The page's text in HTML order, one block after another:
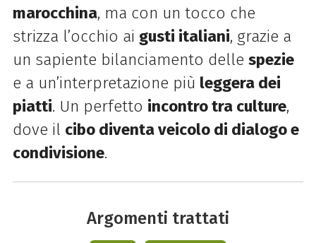
marocchina, ma con un tocco che
strizza l’occhio ai gusti italiani, grazie a
un sapiente bilanciamento delle spezie
e a un’interpretazione più leggera dei
piatti. Un perfetto incontro tra culture,
dove il cibo diventa veicolo di dialogo e
condivisione.
Argomenti trattati